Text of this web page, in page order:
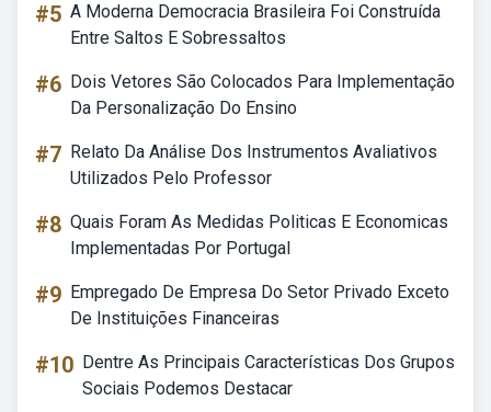
#5 A Moderna Democracia Brasileira Foi Construída
Entre Saltos E Sobressaltos
#6 Dois Vetores São Colocados Para Implementação
Da Personalização Do Ensino
#7 Relato Da Análise Dos Instrumentos Avaliativos
Utilizados Pelo Professor
#8 Quais Foram As Medidas Politicas E Economicas
Implementadas Por Portugal
#9 Empregado De Empresa Do Setor Privado Exceto
De Instituições Financeiras
#10 Dentre As Principais Características Dos Grupos
Sociais Podemos Destacar